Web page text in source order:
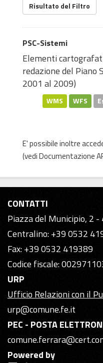
Risultato del Filtro
PSC-Sistemi
Elementi
redazione del Piano
2001 al 2009)
WMS WFS
E' possibile inoltre
(vediDocumentazione
CONTATTI
Piazza del Municipio, 2
Centralino: +39 0532
Fax: +39 0532 419389
Codice fiscale:
URP
Ufficio Relazioni con il
urp@comune.fe.it
PEC - POSTA
Powered by